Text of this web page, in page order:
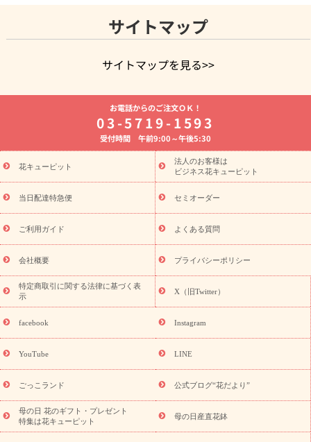
サイトマップ
サイトマップを見る>>
よく贈られる花
お祝いの花特集
誕生日フラワーギフト特集
8月の誕生花(トルコキキョウ)
開店・開業祝い
お供え・お悔やみ お供え・お悔やみの花
通夜・葬儀に贈る花 胡蝶蘭・花鉢
ーブドフラワー
季節のイベント
ひまわり ギフト・プレゼント
特集
お盆 花（新盆・初盆） 季節のイベント
お盆 花（新
盆・初盆）
お盆 花（新盆・初盆）
お盆・お供え 花とセットギ
フト
お盆・お供え プリザーブドフラワー
ひまわり ギフト・プ
レゼント特集
夏の花贈り・お中元・暑中見舞い 花のギフト特集
敬老の日におくる花ギフト・プレゼント特集
花ギフト・プレゼント特集
敬老の日 花のおすすめランキング
敬
老の日 花鉢植えのギフト・プレゼント特集
敬老の日 花とセットギ
フト・プレゼント特集
敬老の日の花 全てのギフト一覧
キャン
ペーン
映画『ウォーターガーディアンズ』コラボキャンペーン
「きょう誕生日なんです」キャンペーン
誕生日の花を探す
誕生日フラワーギフト 誕生日フラワーギフト特集
9月の誕生花(リンドウ)
ら探す
お祝いの花特集 当日配達特急便 お祝い商品一覧
念日
結婚祝い 出産祝い 退院祝い・快気祝い
寿祝い
プチギフト ペットのお祝いフラワー
お電話からのご注文ＯＫ！
03-5719-1593
受付時間 午前9:00～午後5:30
花キューピット
法人のお客様は
ビジネス花キューピット
当日配達特急便 セミオーダー
ご利用ガイド よくある質問
会社概要 プライバシーポリシー
特定商取引に関する法律に基づく表
示
X（旧Twitter）
facebook Instagram
YouTube LINE
ごっこランド 公式ブログ“花だより”
母の日 花のギフト・プレゼント
特集は花キューピット
母の日産直花鉢